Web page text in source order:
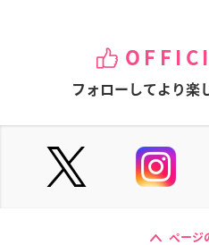
フォローしてより楽
ページ